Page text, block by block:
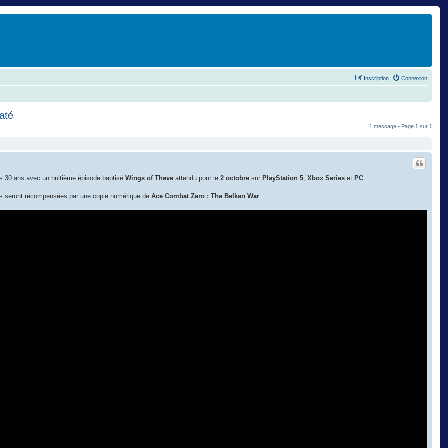
Connexion
Inscription
1 message • Page 1 sur 1
30 ans avec un huitième épisode baptiséWings of Theve attendu pour le 2 octobresurPlayStation 5 Xbox Series etPC
seront récompensées par une copie numérique deAce Combat Zero : The Belkan War